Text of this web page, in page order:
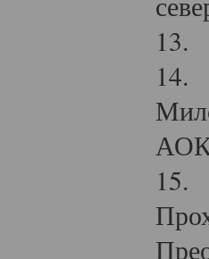
13.
14.
15.